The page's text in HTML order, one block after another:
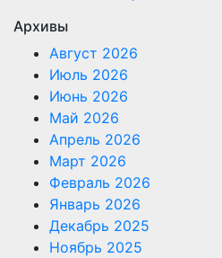
Архивы
Август 2026
Июль 2026
Июнь 2026
Май 2026
Апрель 2026
Март 2026
Февраль 2026
Январь 2026
Декабрь 2025
Ноябрь 2025